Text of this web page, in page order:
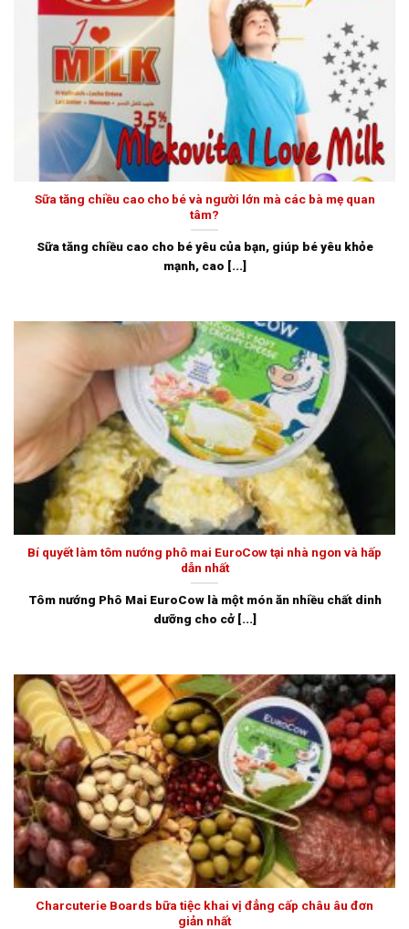
Sữa tăng chiều cao cho bé và người lớn mà các bà mẹ quan
tâm?
Sữa tăng chiều cao cho bé yêu của bạn, giúp bé yêu khỏe
mạnh, cao [...]
Bí quyết làm tôm nướng phô mai EuroCow tại nhà ngon và hấp
dẫn nhất
Tôm nướng Phô Mai EuroCow là một món ăn nhiều chất dinh
dưỡng cho cở [...]
Charcuterie Boards bữa tiệc khai vị đẳng cấp châu âu đơn
giản nhất